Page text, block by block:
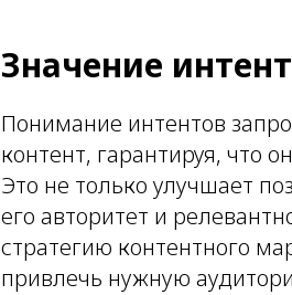
Значение
Понимание интентов
контент, гарантируя, что
Это не только улучшает
его авторитет и
стратегию контентного
привлечь нужную